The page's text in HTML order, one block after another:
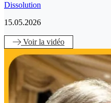
Dissolution
15.05.2026
Voirla vidéo